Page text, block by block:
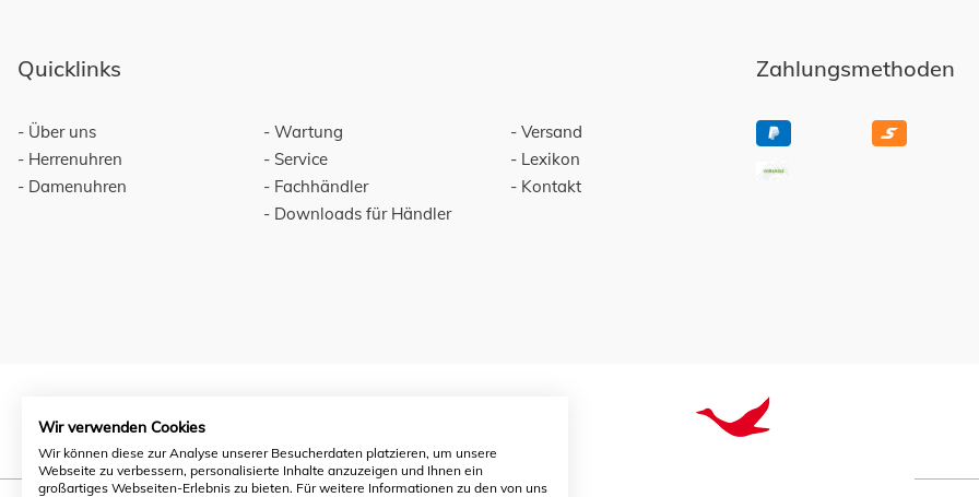
Quicklinks
Über uns
Herrenuhren
Damenuhren
Wartung
Service
Fachhändler
Downloads für Händler
Versand
Lexikon
Kontakt
Zahlungsmethoden
Wir verwenden Cookies
Wir können diese zur Analyse unserer Besucherdaten platzieren, um unsere
Webseite zu verbessern, personalisierte Inhalte anzuzeigen und Ihnen ein
großartiges Webseiten-Erlebnis zu bieten. Für weitere Informationen zu den von uns